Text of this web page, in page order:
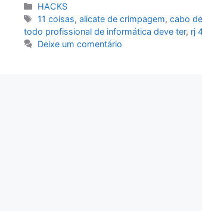
Categorias
HACKS
Tags
11 coisas,alicate de crimpagem,cabo
todo profissional de informática deve ter, rj
Deixe um comentário